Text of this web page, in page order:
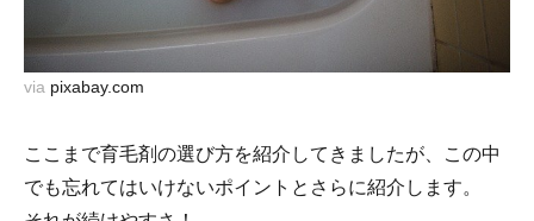
via pixabay.com
ここまで育毛剤の選び方を紹介してきましたが、この中
でも忘れてはいけないポイントとさらに紹介します。